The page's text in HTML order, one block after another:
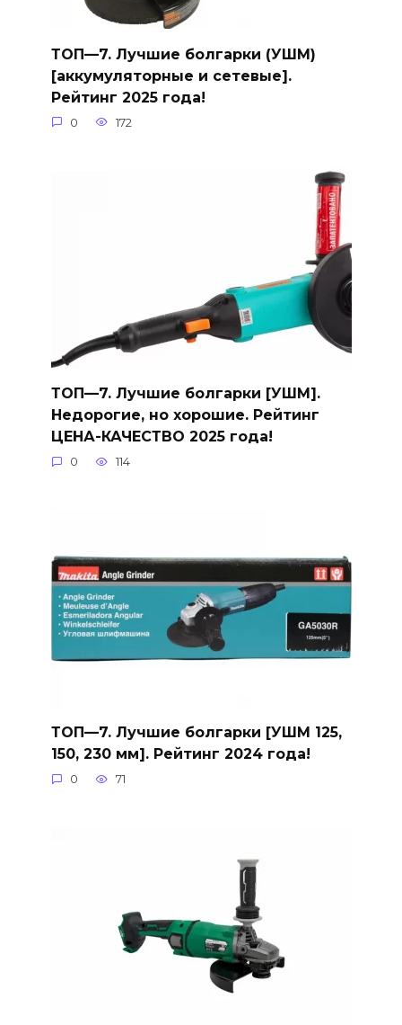
ТОП—7. Лучшие болгарки (УШМ)
[аккумуляторные и сетевые].
Рейтинг 2025 года!
0 172
ТОП—7. Лучшие болгарки [УШМ].
Недорогие, но хорошие. Рейтинг
ЦЕНА-КАЧЕСТВО 2025 года!
0 114
ТОП—7. Лучшие болгарки [УШМ 125,
150, 230 мм]. Рейтинг 2024 года!
0 71